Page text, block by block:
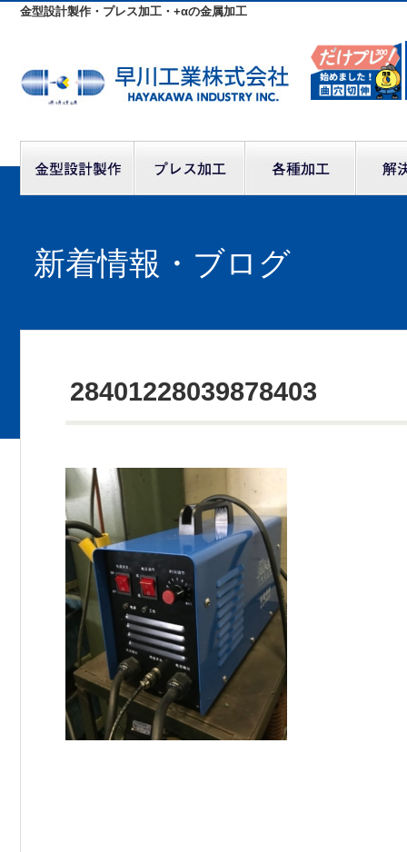
金型設計製作・プレス加工・+αの金属加工
新着情報・ブログ
28401228039878403